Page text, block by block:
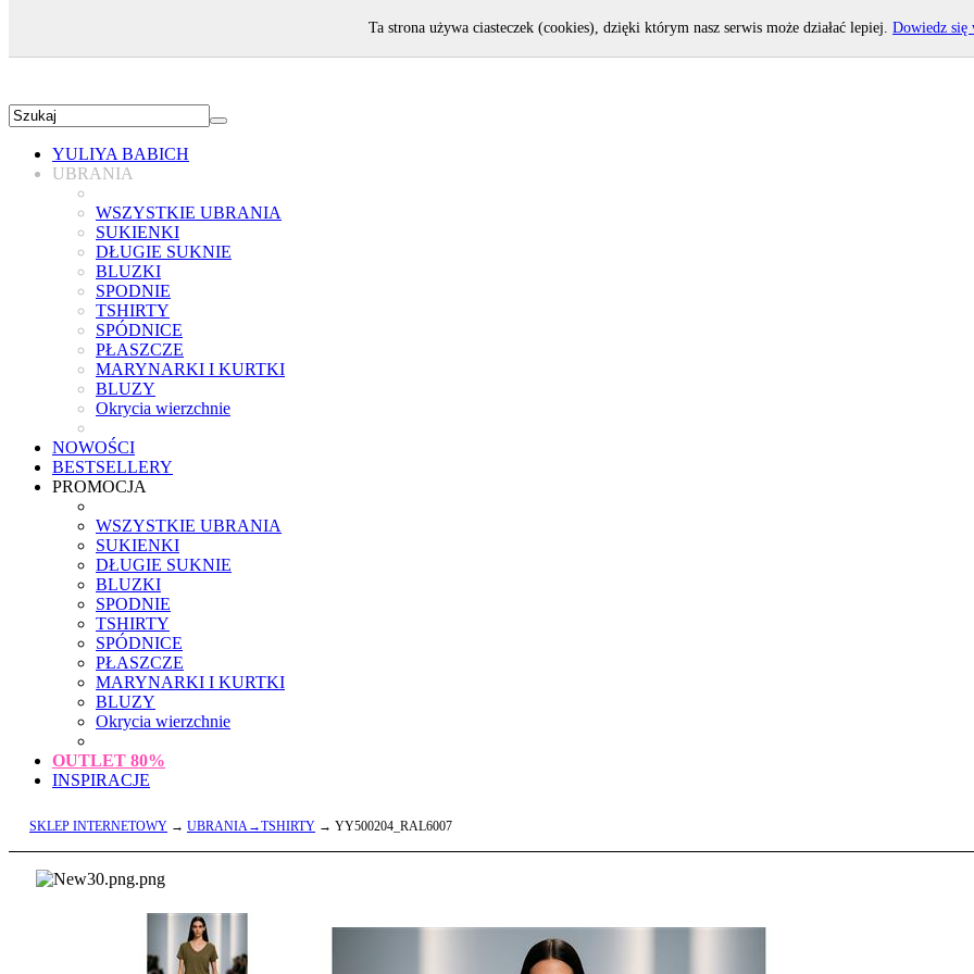
YULIYA BABICH
UBRANIA
WSZYSTKIE UBRANIA
SUKIENKI
DŁUGIE SUKNIE
BLUZKI
SPODNIE
TSHIRTY
SPÓDNICE
PŁASZCZE
MARYNARKI I KURTKI
BLUZY
Okrycia wierzchnie
NOWOŚCI
BESTSELLERY
PROMOCJA
WSZYSTKIE UBRANIA
SUKIENKI
DŁUGIE SUKNIE
BLUZKI
SPODNIE
TSHIRTY
SPÓDNICE
PŁASZCZE
MARYNARKI I KURTKI
BLUZY
Okrycia wierzchnie
OUTLET 80%
INSPIRACJE
SKLEP INTERNETOWY → UBRANIA→TSHIRTY → YY500204_RAL6007
Ta strona używa ciasteczek (cookies), dzięki którym nasz serwis może działać lepiej. Dowiedz się